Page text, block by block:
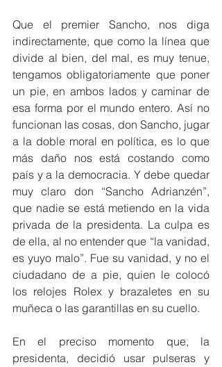
Que el premier Sancho, nos diga
indirectamente, que como la línea que
divide al bien, del mal, es muy tenue,
tengamos obligatoriamente que poner
un pie, en ambos lados y caminar de
esa forma por el mundo entero. Así no
funcionan las cosas, don Sancho, jugar
a la doble moral en política, es lo que
más daño nos está costando como
país y a la democracia. Y debe quedar
muy claro don “Sancho Adrianzén”,
que nadie se está metiendo en la vida
privada de la presidenta. La culpa es
de ella, al no entender que “la vanidad,
es yuyo malo”. Fue su vanidad, y no el
ciudadano de a pie, quien le colocó
los relojes Rolex y brazaletes en su
muñeca o las garantillas en su cuello.
En el preciso momento que, la
presidenta, decidió usar pulseras y